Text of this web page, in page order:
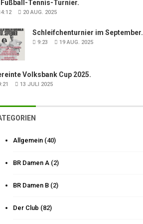
Fußball-Tennis-Turnier.
20 AUG. 2025
Schleifchenturnier im September.
9:23 19 AUG. 2025
Volksbank Cup 2025.
13 JULI 2025
Allgemein (40)
BR Damen A (2)
BR Damen B (2)
Der Club (82)